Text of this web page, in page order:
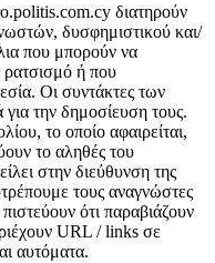
διατηρούν
δυσφημιστικού και/
που μπορούν να
ρατσισμό ή που
Οι συντάκτες των
την δημοσίευση τους.
το οποίο αφαιρείται,
το αληθές του
στην διεύθυνση της
τους αναγνώστες
ότι παραβιάζουν
URL / links σε
αυτόματα.